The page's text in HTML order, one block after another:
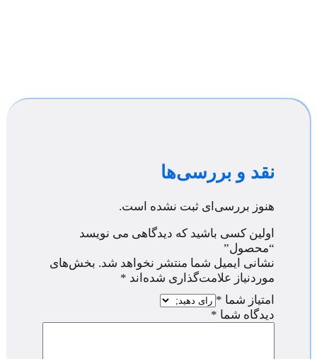
نقد و بررسی‌ها
هنوز بررسی‌ای ثبت نشده است.
اولین کسی باشید که دیدگاهی می نویسد
“محصول”
نشانی ایمیل شما منتشر نخواهد شد. بخش‌های
موردنیاز علامت‌گذاری شده‌اند *
امتیاز شما *
دیدگاه شما *